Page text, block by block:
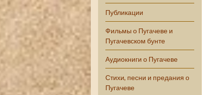
Публикации
Фильмы о Пугачеве и
Пугачевском бунте
Аудиокниги о Пугачеве
Стихи, песни и предания о
Пугачеве